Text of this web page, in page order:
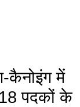
कैनोइंग में
पदकों के